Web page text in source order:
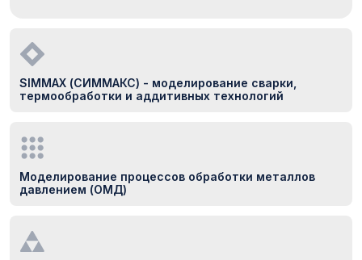
SIMMAX (СИММАКС) - моделирование сварки,
термообработки и аддитивных технологий
Моделирование процессов обработки металлов
давлением (ОМД)